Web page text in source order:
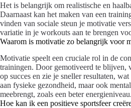
Het is belangrijk om realistische en
Daarnaast kan het maken van een
vinden van sociale steun je motivatie
variatie in je workouts aan te brengen
Waarom is motivatie zo belangrijk voor
Motivatie speelt een cruciale rol in de
trainingen. Door gemotiveerd te blijven,
op succes en zie je sneller resultaten,
aan fysieke gezondheid, maar ook
meebrengt, zoals een beter energieniveau.
Hoe kan ik een positieve sportsfeer